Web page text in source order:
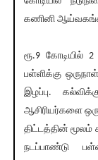
கணினி
ரூ.9 கோடியில் 2
பள்ளிக்கு
இழப்பு.
ஆசிரியர்களை
திட்டத்தின் மூலம்
நடப்பாண்டு